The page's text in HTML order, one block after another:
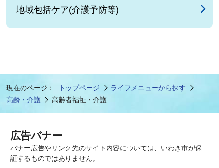
地域包括ケア(介護予防等)
現在のページ： トップページ
ライフメニューから探す
高齢・介護
高齢者福祉・介護
広告バナー
バナー広告やリンク先のサイト内容については、いわき市が保
証するものではありません。